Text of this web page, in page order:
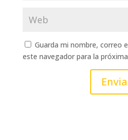
Guarda mi nombre, correo
este navegador para la